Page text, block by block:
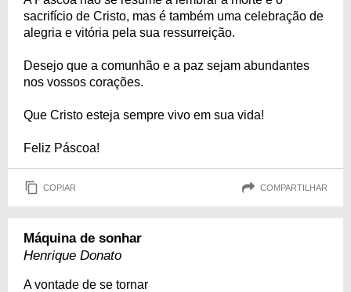
sacrifício de Cristo, mas é também uma celebração de
alegria e vitória pela sua ressurreição.
Desejo que a comunhão e a paz sejam abundantes
nos vossos corações.
Que Cristo esteja sempre vivo em sua vida!
Feliz Páscoa!
COPIAR COMPARTILHAR
Máquina de sonhar
Henrique Donato
A vontade de se tornar